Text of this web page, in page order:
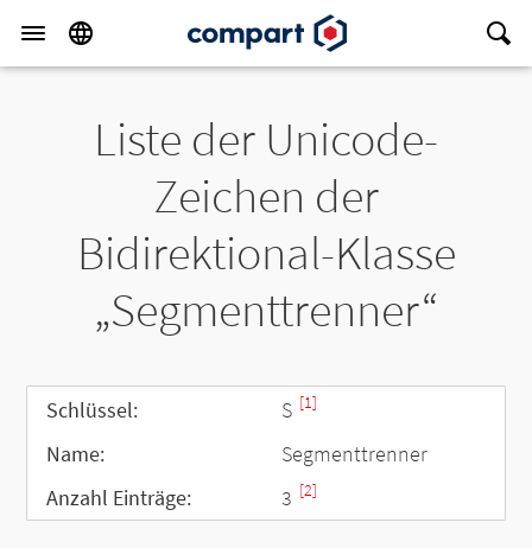
Liste der Unicode-
Zeichen der
Bidirektional-Klasse
„Segmenttrenner“
Schlüssel: S [1]
Name:
Segmenttrenner
Anzahl Einträge:
3 [2]